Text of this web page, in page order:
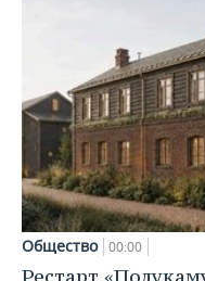
Общество 00:00
Рестарт